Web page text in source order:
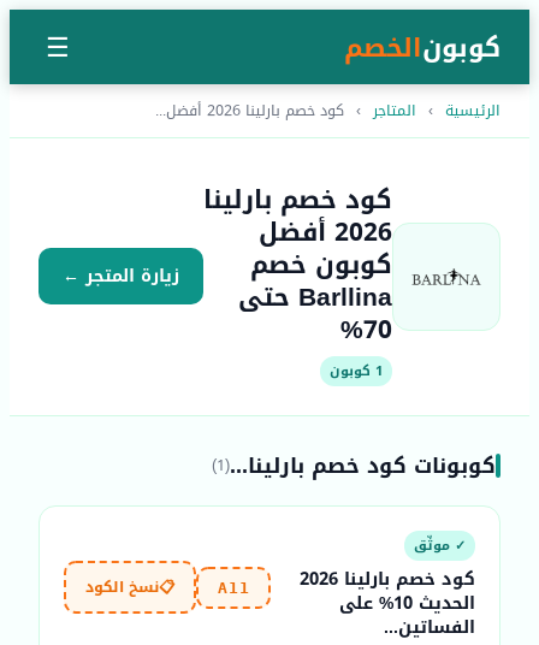
كوبونالخصم ☰
الرئيسية › المتاجر › كود خصم بارلينا 2026 أفضل...
كود خصم بارلينا
2026 أفضل
كوبون خصم
Barllina حتى
70%
1 كوبون
زيارة المتجر ←
كوبونات كود خصم بارلينا...(1)
✓ موثّق
كود خصم بارلينا 2026
الحديث 10% على
الفساتين...
A11
📋نسخ الكود